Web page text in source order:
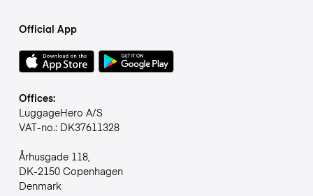
Official App
Offices:
LuggageHero A/S
VAT-no.: DK37611328
Århusgade 118,
DK-2150 Copenhagen
Denmark